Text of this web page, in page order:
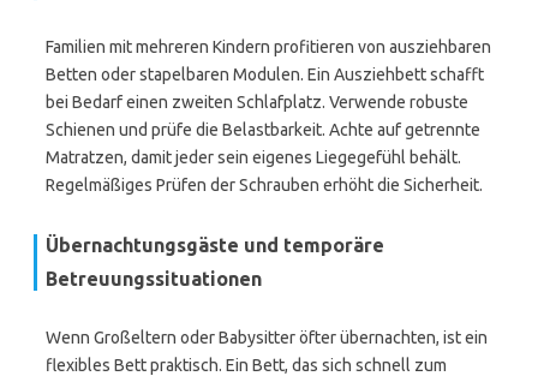
Familien mit mehreren Kindern profitieren von ausziehbaren
Betten oder stapelbaren Modulen. Ein Ausziehbett schafft
bei Bedarf einen zweiten Schlafplatz. Verwende robuste
Schienen und prüfe die Belastbarkeit. Achte auf getrennte
Matratzen, damit jeder sein eigenes Liegegefühl behält.
Regelmäßiges Prüfen der Schrauben erhöht die Sicherheit.
Übernachtungsgäste und temporäre
Betreuungssituationen
Wenn Großeltern oder Babysitter öfter übernachten, ist ein
flexibles Bett praktisch. Ein Bett, das sich schnell zum